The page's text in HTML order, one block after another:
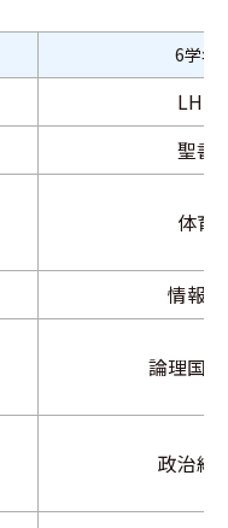
6学年
LHR
聖書
体育
情報Ⅰ
論理国
政治経